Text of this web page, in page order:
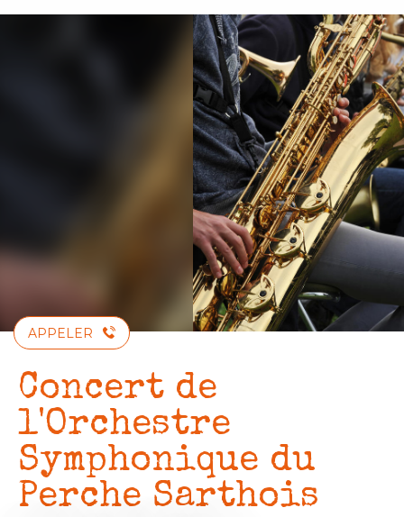
Aller
APPELER
Concert de
l'Orchestre
Symphonique du
Perche Sarthois